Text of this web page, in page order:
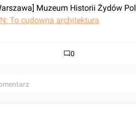
Muzeum Historii Żydów
To cudowna architektura
0